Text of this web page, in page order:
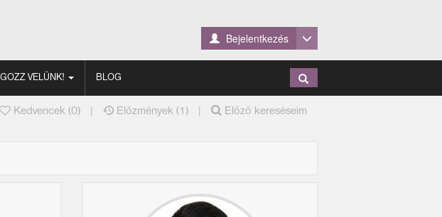
Bejelentkezés
VELÜNK! BLOG
Kedvencek (0) | Előzmények (1) | Előző kereséseim